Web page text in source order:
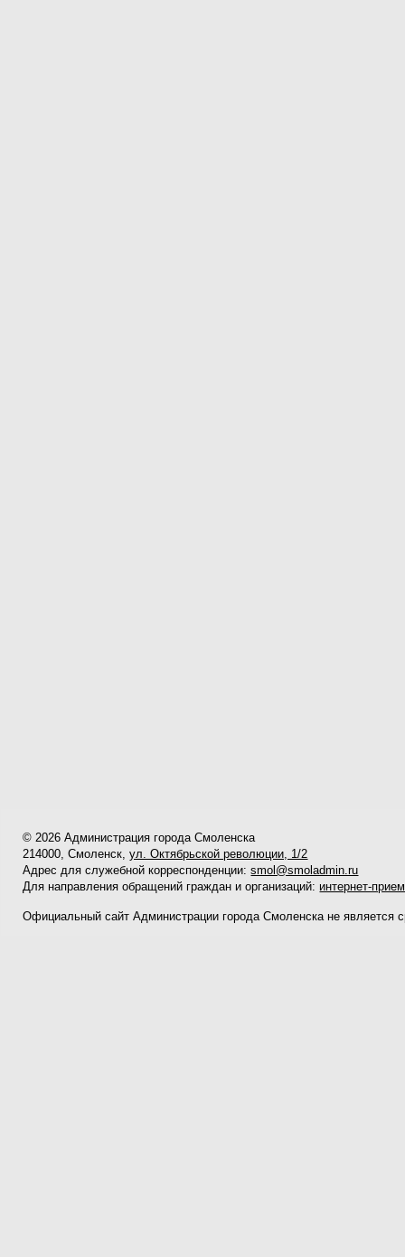
© 2026 Администрация города Смоленска
214000, Смоленск,ул. Октябрьской революции, 1/2
Адрес для служебной корреспонденции:smol@smoladmin.ru
Для направления обращений граждан и организаций: интернет-
Официальный сайт Администрации города Смоленска не является